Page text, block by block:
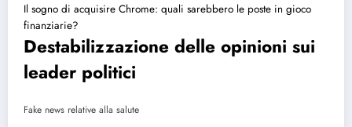
Il sogno di acquisire Chrome: quali sarebbero le poste in gioco
finanziarie?
Destabilizzazione delle opinioni sui
leader politici
Fake news relative alla salute